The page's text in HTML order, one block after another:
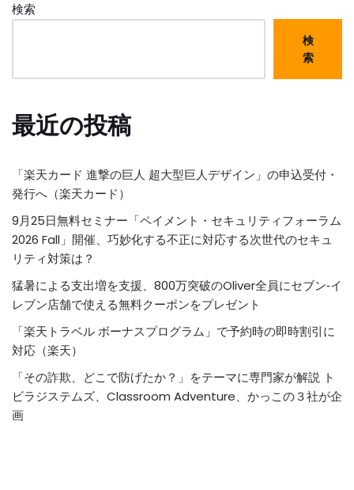
検索
検
索
最近の投稿
「楽天カード 進撃の巨人 超大型巨人デザイン」の申込受付・
発行へ（楽天カード）
9月25日無料セミナー「ペイメント・セキュリティフォーラム
2026 Fall」開催、巧妙化する不正に対応する次世代のセキュ
リティ対策は？
猛暑による支出増を支援、800万突破のOliver全員にセブン‐イ
レブン店舗で使える無料クーポンをプレゼント
「楽天トラベル ボーナスプログラム」で予約時の即時割引に
対応（楽天）
「その詐欺、どこで防げたか？」をテーマに専門家が解説 ト
ビラジステムズ、Classroom Adventure、かっこの３社が企
画